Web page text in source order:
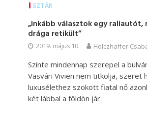
SZTÁR
„Inkább választok egy raliautót,
drága retikült”
2019. május 10. Holczhaffer
Szinte mindennap szerepel a
Vasvári Vivien nem titkolja, szeret
luxusélethez szokott fiatal nő
két lábbal a földön jár.